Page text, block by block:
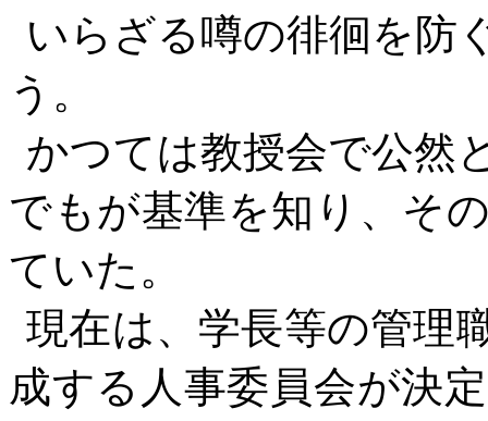
いらざる噂の徘徊を防
う。
かつては教授会で公然
でもが基準を知り、そ
ていた。
現在は、学長等の管理
成する人事委員会が決